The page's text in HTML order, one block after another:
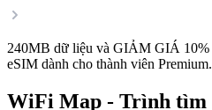
240MB dữ liệu và GIẢM GIÁ 10%
eSIM dành cho thành viên Premium.
WiFi Map - Trình tìm